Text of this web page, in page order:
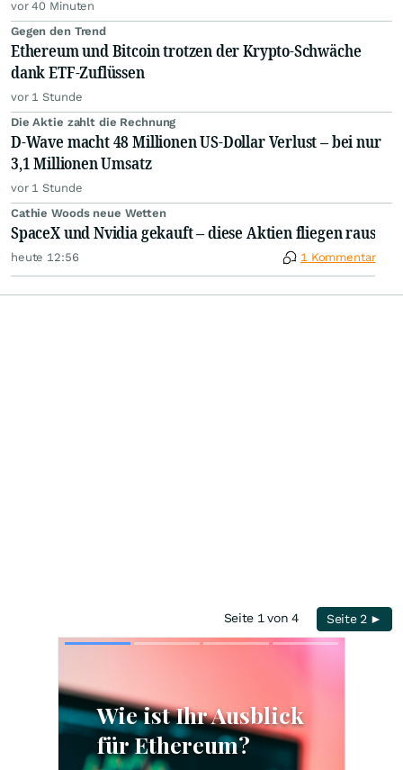
vor 40 Minuten
Gegen den Trend
Ethereum und Bitcoin trotzen der Krypto-Schwäche
dank ETF-Zuflüssen
vor 1 Stunde
Die Aktie zahlt die Rechnung
D-Wave macht 48 Millionen US-Dollar Verlust – bei nur
3,1 Millionen Umsatz
vor 1 Stunde
Cathie Woods neue Wetten
SpaceX und Nvidia gekauft – diese Aktien fliegen raus
heute 12:56 1 Kommentar
Seite 1 von 4 Seite 2 ►